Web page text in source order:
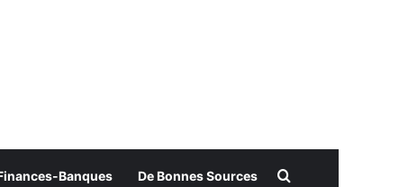
Banques De Bonnes Sources Rechercher